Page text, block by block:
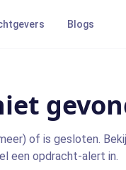
Blogs
of is gesloten.
een opdracht-alert in.